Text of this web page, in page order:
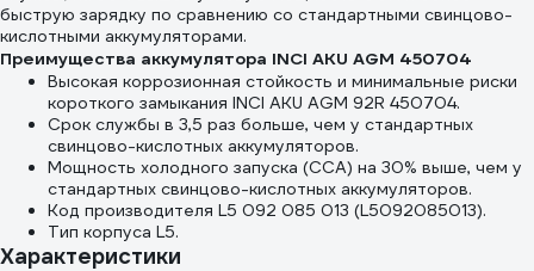
быструю зарядку по сравнению со стандартными свинцово-
кислотными аккумуляторами.
Преимущества аккумулятора INCI AKU AGM 450704
Высокая коррозионная стойкость и минимальные риски
короткого замыкания INCI AKU AGM 92R 450704.
Срок службы в 3,5 раз больше, чем у стандартных
свинцово-кислотных аккумуляторов.
Мощность холодного запуска (CCA) на 30% выше, чем у
стандартных свинцово-кислотных аккумуляторов.
Код производителя L5 092 085 013 (L5092085013).
Тип корпуса L5.
Характеристики